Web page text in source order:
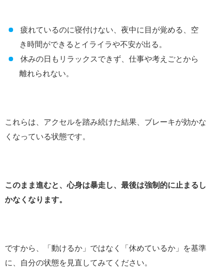
疲れているのに寝付けない、夜中に目が覚める、空
き時間ができるとイライラや不安が出る。
休みの日もリラックスできず、仕事や考えごとから
離れられない。
これらは、アクセルを踏み続けた結果、ブレーキが効かな
くなっている状態です。
このまま進むと、心身は暴走し、最後は強制的に止まるし
かなくなります。
ですから、「動けるか」ではなく「休めているか」を基準
に、自分の状態を見直してみてください。